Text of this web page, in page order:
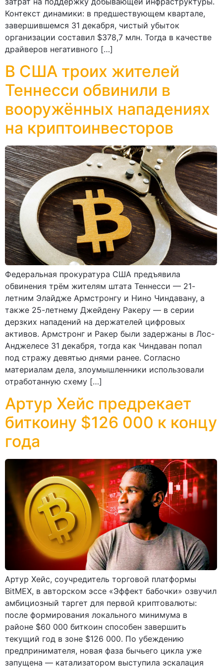
Контекст динамики: в предшествующем квартале,
завершившемся 31 декабря, чистый убыток
организации составил $378,7 млн. Тогда в качестве
драйверов негативного […]
B США троих жителей
Теннесси обвинили в
вооружённых нападениях
на криптоинвесторов
Федеральная прокуратура США предъявила
обвинения трём жителям штата Теннесси — 21-
летним Элайдже Армстронгу и Нино Чиндавану, а
также 25-летнему Джейдену Ракеру — в серии
дерзких нападений на держателей цифровых
активов. Армстронг и Ракер были задержаны в Лос-
Анджелесе 31 декабря, тогда как Чиндаван попал
под стражу девятью днями ранее. Согласно
материалам дела, злоумышленники использовали
отработанную схему […]
Артур Хейс предрекает
биткоину $126 000 к концу
года
Артур Хейс, соучредитель торговой платформы
BitMEX, в авторском эссе «Эффект бабочки» озвучил
амбициозный таргет для первой криптовалюты:
после формирования локального минимума в
районе $60 000 биткоин способен завершить
текущий год в зоне $126 000. По убеждению
предпринимателя, новая фаза бычьего цикла уже
запущена — катализатором выступила эскалация